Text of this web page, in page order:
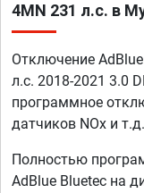
4MN 231 л.с. в
Отключение
л.с. 2018-2021 3.0
программное
датчиков NOx и т.д.
Полностью
AdBlue Bluetec на